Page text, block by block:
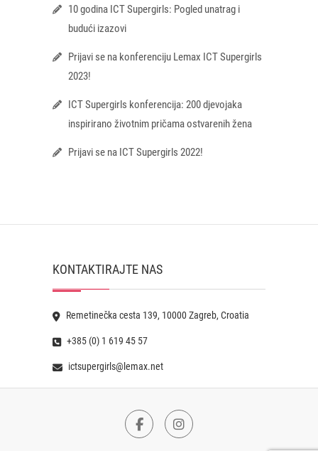
10 godina ICT Supergirls: Pogled unatrag i
budući izazovi
Prijavi se na konferenciju Lemax ICT Supergirls
2023!
ICT Supergirls konferencija: 200 djevojaka
inspirirano životnim pričama ostvarenih žena
Prijavi se na ICT Supergirls 2022!
KONTAKTIRAJTE NAS
Remetinečka cesta 139, 10000 Zagreb, Croatia
+385 (0) 1 619 45 57
ictsupergirls@lemax.net
FacebookInstagram